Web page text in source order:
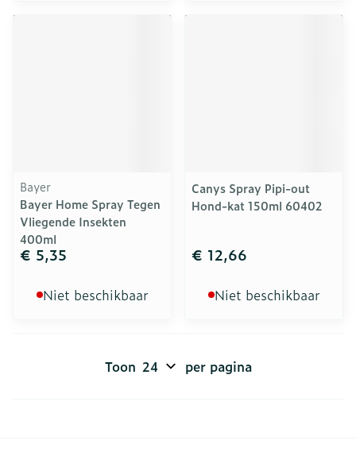
Bayer
Bayer Home Spray Tegen
Vliegende Insekten
400ml
€ 5,35
Niet beschikbaar
Canys Spray Pipi-out
Hond-kat 150ml 60402
€ 12,66
Niet beschikbaar
Toon per pagina